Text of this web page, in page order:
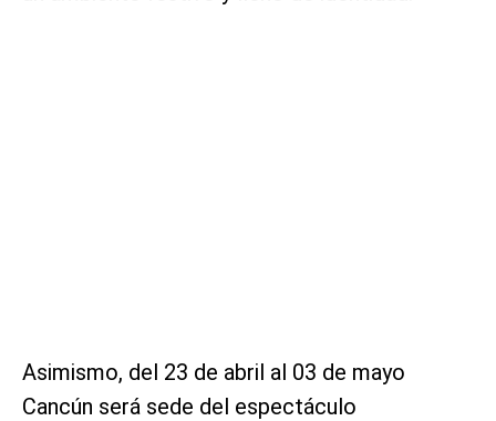
Asimismo, del 23 de abril al 03 de mayo
Cancún será sede del espectáculo